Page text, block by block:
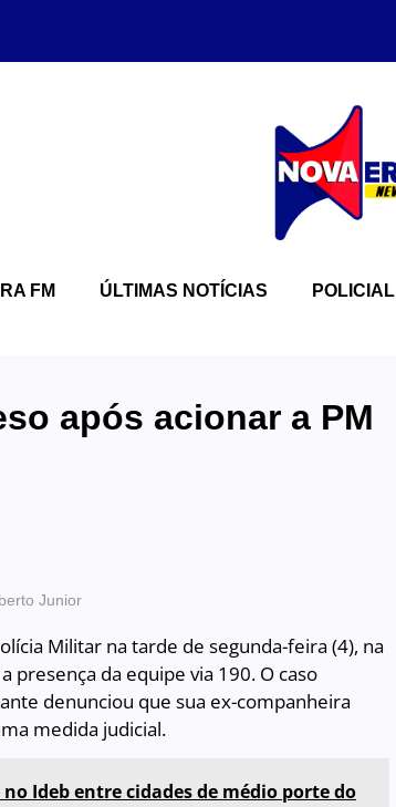
FM ÚLTIMAS NOTÍCIAS POLICIAL
após acionar a PM
Junior
Militar na tarde de segunda-feira (4), na
presença da equipe via 190. O caso
denunciou que sua ex-companheira
medida judicial.
Ideb entre cidades de médio porte do